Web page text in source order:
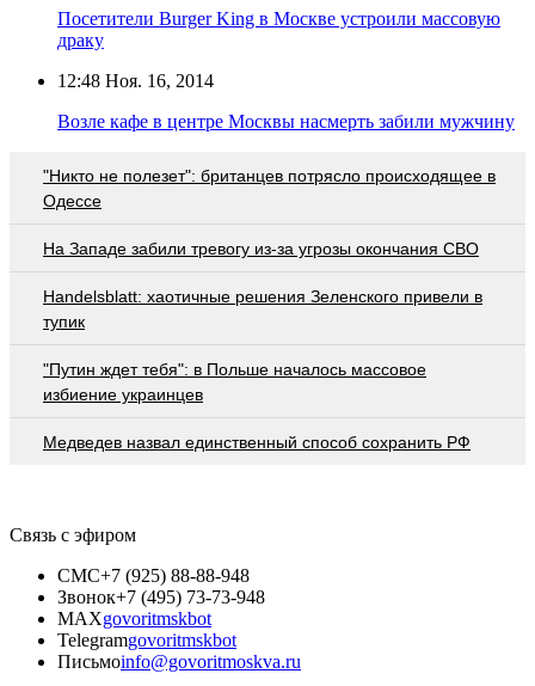
Посетители Burger King в Москве устроили массовую
драку
12:48 Ноя. 16, 2014
Возле кафе в центре Москвы насмерть забили мужчину
"Никто не полезет": британцев потрясло происходящее в
Одессе
На Западе забили тревогу из-за угрозы окончания СВО
Handelsblatt: хаотичные решения Зеленского привели в
тупик
"Путин ждет тебя": в Польше началось массовое
избиение украинцев
Медведев назвал единственный способ сохранить РФ
Связь с эфиром
СМС+7 (925) 88-88-948
Звонок+7 (495) 73-73-948
MAXgovoritmskbot
Telegramgovoritmskbot
Письмоinfo@govoritmoskva.ru